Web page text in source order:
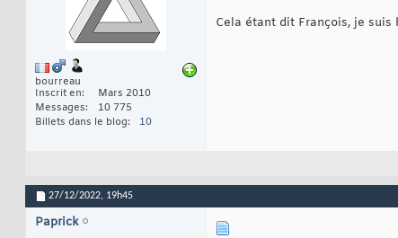
bourreau
Inscrit en
Mars 2010
Messages
10 775
Billets dans le blog
10
Cela étant dit François, je
27/12/2022, 19h45
Paprick